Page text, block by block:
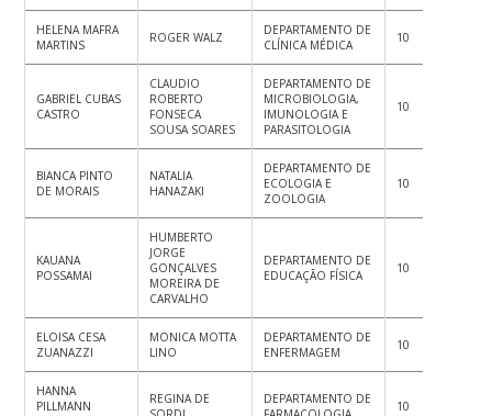
HELENA MAFRA
MARTINS
ROGER WALZ
DEPARTAMENTO DE
CLÍNICA MÉDICA
10
GABRIEL CUBAS
CASTRO
CLAUDIO
ROBERTO
FONSECA
SOUSA SOARES
DEPARTAMENTO DE
MICROBIOLOGIA,
IMUNOLOGIA E
PARASITOLOGIA
10
BIANCA PINTO
DE MORAIS
NATALIA
HANAZAKI
DEPARTAMENTO DE
ECOLOGIA E
ZOOLOGIA
10
KAUANA
POSSAMAI
HUMBERTO
JORGE
GONÇALVES
MOREIRA DE
CARVALHO
DEPARTAMENTO DE
EDUCAÇÃO FÍSICA
10
ELOISA CESA
ZUANAZZI
MONICA MOTTA
LINO
DEPARTAMENTO DE
ENFERMAGEM
10
HANNA
PILLMANN
REGINA DE
DEPARTAMENTO DE
10